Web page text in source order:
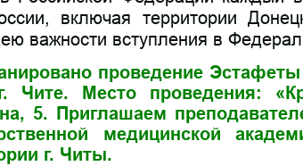
включая территории
важности вступления в
проведение
Место проведения:
5. Приглашаем
медицинской
г. Читы.